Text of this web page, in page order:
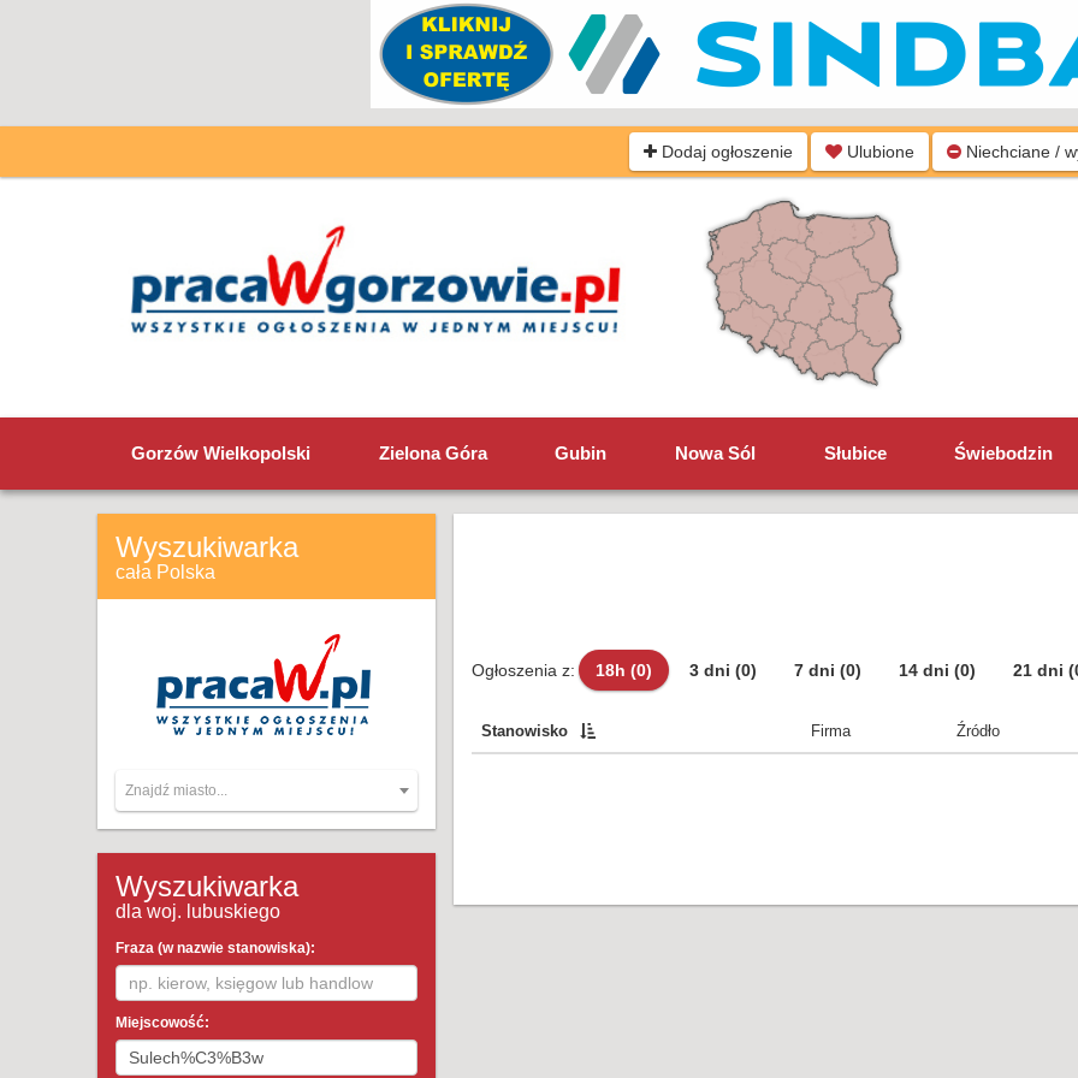
Dodaj ogłoszenie Ulubione Niechciane /
Gorzów Wielkopolski Zielona Góra Gubin Nowa Sól Słubice Świebodzin
Wyszukiwarka
cała Polska
Znajdź miasto...
Wyszukiwarka
dla woj. lubuskiego
Fraza (w nazwie stanowiska):
Miejscowość:
Ogłoszenia z: 18h (0) 3 dni (0) 7 dni (0) 14 dni (0) 21 dni
Stanowisko Firma Źródło